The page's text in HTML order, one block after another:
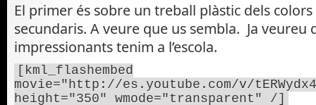
El primer és sobre un treball plàstic dels
secundaris. A veure que us sembla. Ja veureu
impressionants tenim a l’escola.
[kml_flashembed
movie="http://es.youtube.com/v/
height="350" wmode="transparent" /]